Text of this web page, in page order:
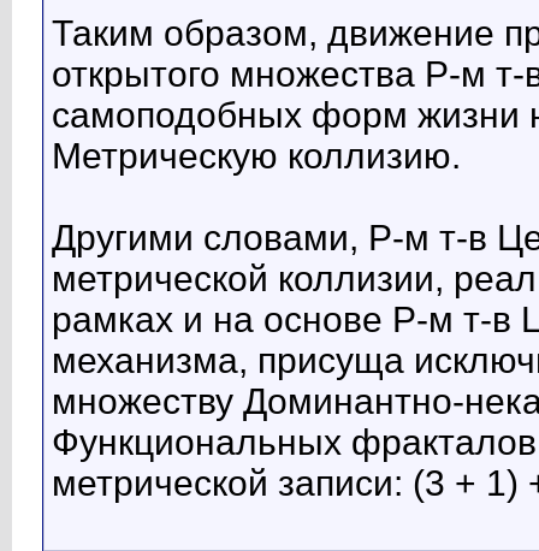
Таким образом, движение
открытого множества Р-м
самоподобных форм жизни
Метрическую коллизию.
Другими словами, Р-м т-в
метрической коллизии,
рамках и на основе Р-м т-в
механизма, присуща
множеству Доминантно-
Функциональных
метрической записи: (3 + 1)